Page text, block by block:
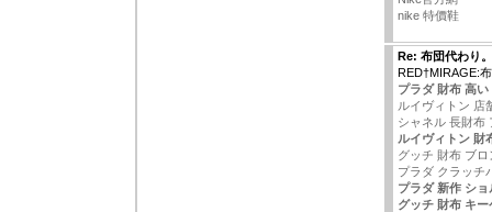
nike 特價鞋
Re: 布団代わり。
RED†MIRAGE:
プラダ 財布 高い
ルイヴィトン 店
シャネル 長財布
ルイヴィトン 財
グッチ 財布 ブロ
プラダ クラッチ
プラダ 新作 ショ
グッチ 財布 キー